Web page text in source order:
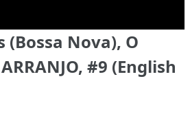
(Bossa Nova), O
#9 (English